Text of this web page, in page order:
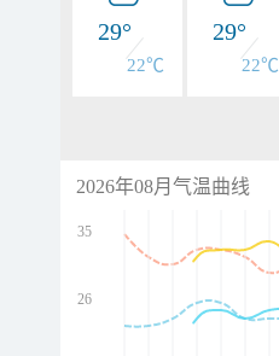
29°
22℃
29°
22℃
2026年08月气温曲线
35
26